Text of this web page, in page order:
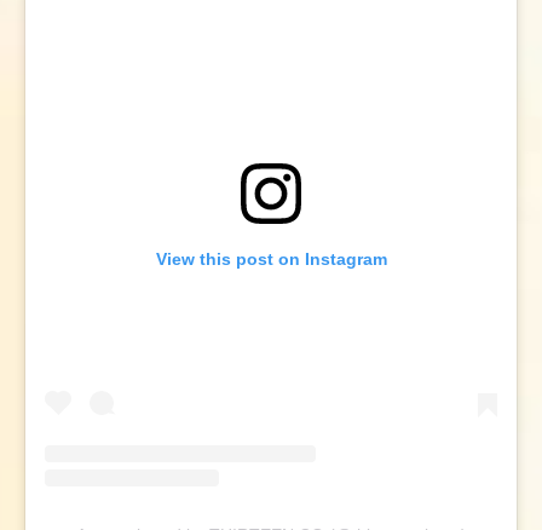
View this post on Instagram